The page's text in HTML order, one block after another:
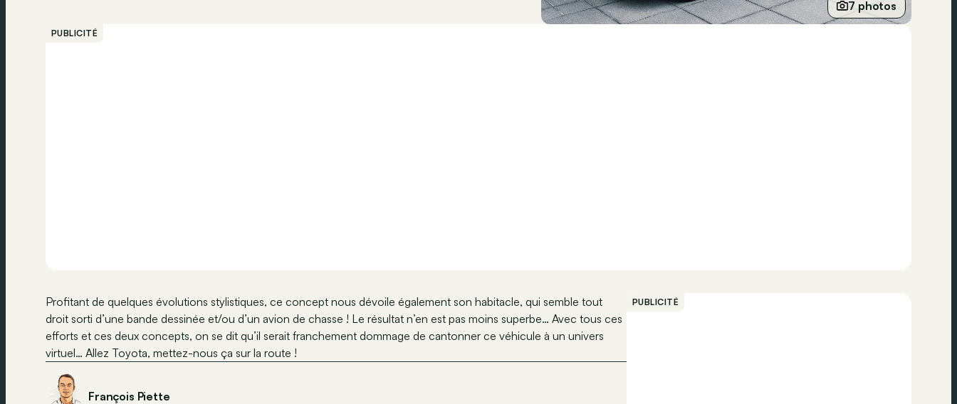
7 photos
PUBLICITÉ
Profitant de quelques évolutions stylistiques, ce concept nous dévoile également son habitacle, qui semble tout
droit sorti d’une bande dessinée et/ou d’un avion de chasse ! Le résultat n’en est pas moins superbe… Avec tous ces
efforts et ces deux concepts, on se dit qu’il serait franchement dommage de cantonner ce véhicule à un univers
virtuel… Allez Toyota, mettez-nous ça sur la route !
François Piette
PUBLICITÉ